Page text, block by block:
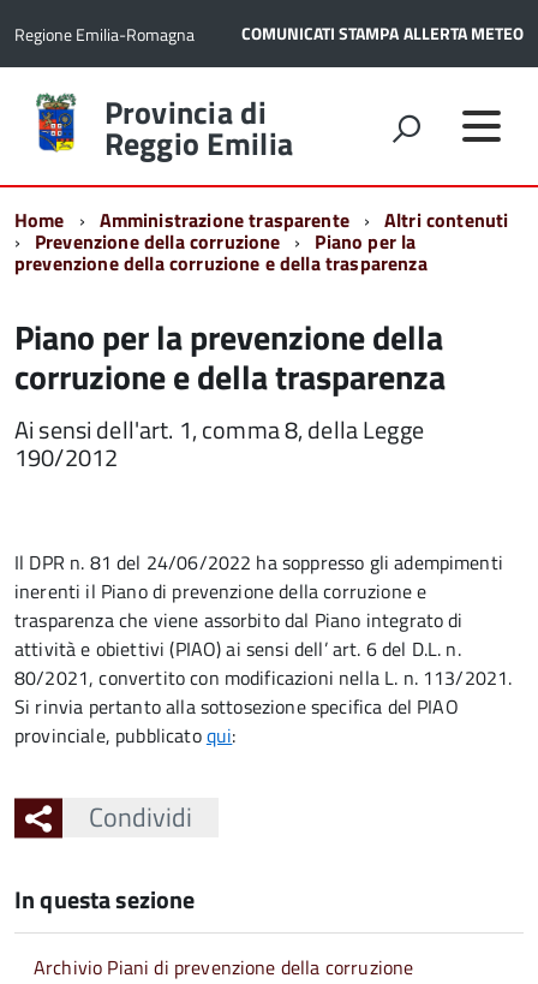
Regione Emilia-Romagna COMUNICATI STAMPAALLERTA METEO
Torna
alla
home
Provincia di
Reggio Emilia
Home Amministrazione trasparente Altri contenuti
Prevenzione della corruzione Piano per la
prevenzione della corruzione e della trasparenza
Piano per la prevenzione della
corruzione e della trasparenza
Ai sensi dell'art. 1, comma 8, della Legge
190/2012
Il DPR n. 81 del 24/06/2022 ha soppresso gli adempimenti
inerenti il Piano di prevenzione della corruzione e
trasparenza che viene assorbito dal Piano integrato di
attività e obiettivi (PIAO) ai sensi dell’ art. 6 del D.L. n.
80/2021, convertito con modificazioni nella L. n. 113/2021.
Si rinvia pertanto alla sottosezione specifica del PIAO
provinciale, pubblicatoqui:
Condividi
In questa sezione
Archivio Piani di prevenzione della corruzione